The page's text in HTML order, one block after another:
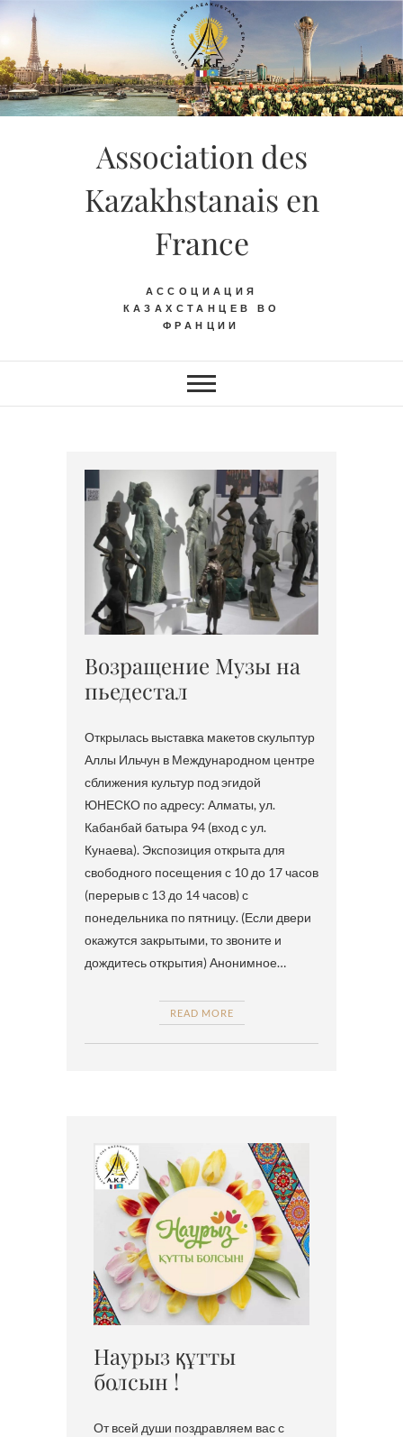
Skip
content
Association des
Kazakhstanais en
France
АССОЦИАЦИЯ
КАЗАХСТАНЦЕВ ВО
ФРАНЦИИ
Возращение Музы на
пьедестал
Открылась выставка макетов скульптур
Аллы Ильчун в Международном центре
сближения культур под эгидой
ЮНЕСКО по адресу: Алматы, ул.
Кабанбай батыра 94 (вход с ул.
Кунаева). Экспозиция открыта для
свободного посещения с 10 до 17 часов
(перерыв с 13 до 14 часов) с
понедельника по пятницу. (Если двери
окажутся закрытыми, то звоните и
дождитесь открытия) Анонимное…
READ MORE
Наурыз құтты
болсын !
От всей души поздравляем вас с